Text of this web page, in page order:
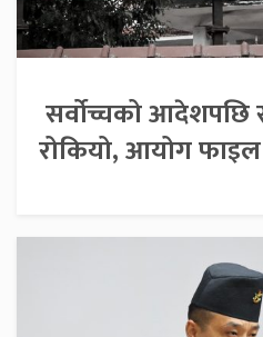
सर्वोच्चको आदेशपछि
रोकियो, आयोग फाइल